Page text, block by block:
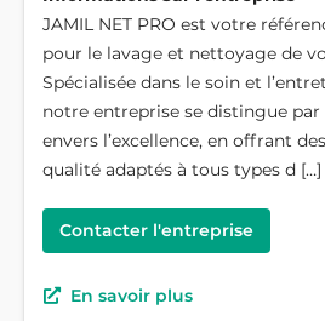
JAMIL NET PRO est votre
pour le lavage et nettoyage de
Spécialisée dans le soin et
notre entreprise se distingue
envers l’excellence, en offrant
qualité adaptés à tous types d […]
Contacter l'entreprise
En savoir plus